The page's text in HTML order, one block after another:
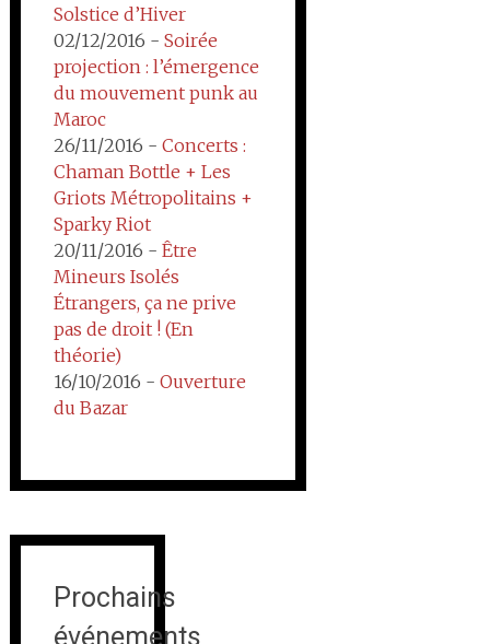
Solstice d’Hiver
02/12/2016 - Soirée
projection : l’émergence
du mouvement punk au
Maroc
26/11/2016 - Concerts :
Chaman Bottle + Les
Griots Métropolitains +
Sparky Riot
20/11/2016 - Être
Mineurs Isolés
Étrangers, ça ne prive
pas de droit ! (En
théorie)
16/10/2016 - Ouverture
du Bazar
Prochains
événements